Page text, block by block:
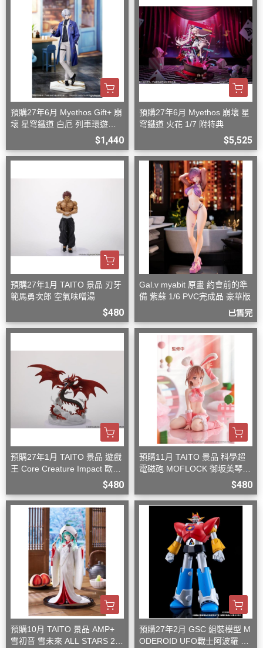
預購27年6月 Myethos Gift+ 崩
壞 星穹鐵道 白厄 列車環遊記V
$1,440
預購27年6月 Myethos 崩壞 星
穹鐵道 火花 1/7 附特典
$5,525
預購27年1月 TAITO 景品 刃牙
範馬勇次郎 空氣味噌湯
$480
Gal.v myabit 原畫 約會前的準
備 紫蘇 1/6 PVC完成品 豪華版
已售完
預購27年1月 TAITO 景品 遊戲
王 Core Creature Impact 歐西
$480
預購11月 TAITO 景品 科學超
電磁砲 MOFLOCK 御坂美琴
$480
預購10月 TAITO 景品 AMP+
雪初音 雪未來 ALL STARS 20
預購27年2月 GSC 組裝模型 M
ODEROID UFO戰士阿波羅 大